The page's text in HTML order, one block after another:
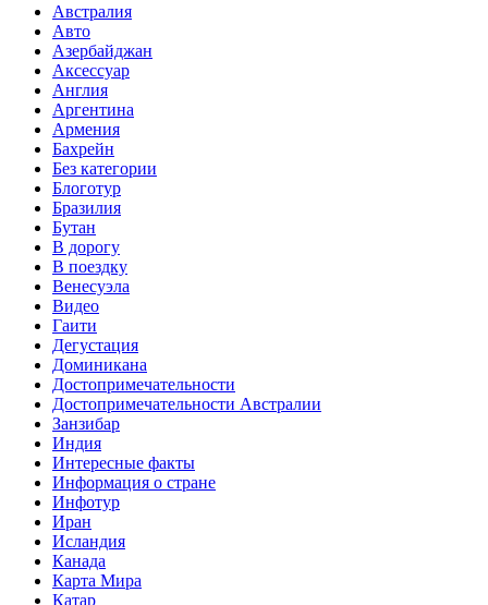
Австралия
Авто
Азербайджан
Аксессуар
Англия
Аргентина
Армения
Бахрейн
Без категории
Блоготур
Бразилия
Бутан
В дорогу
В поездку
Венесуэла
Видео
Гаити
Дегустация
Доминикана
Достопримечательности
Достопримечательности Австралии
Занзибар
Индия
Интересные факты
Информация о стране
Инфотур
Иран
Исландия
Канада
Карта Мира
Катар